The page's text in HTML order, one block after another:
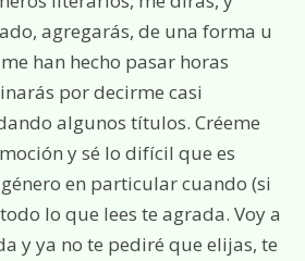
agregarás, de una forma u
han hecho pasar horas
por decirme casi
algunos títulos. Créeme
y sé lo difícil que es
en particular cuando (si
lo que lees te agrada. Voy a
y ya no te pediré que elijas, te